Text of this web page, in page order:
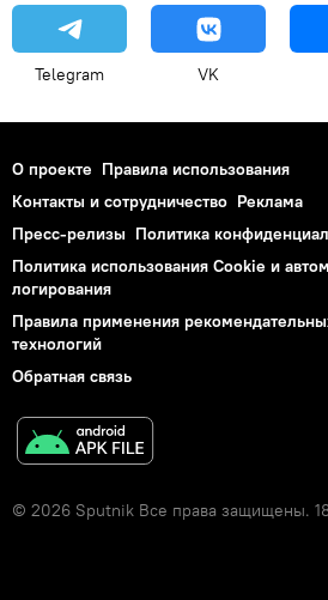
Telegram VK
О проекте Правила использования
Контакты и сотрудничество Реклама
Пресс-релизы Политика
Политика использования Cookie и
логирования
Правила применения
технологий
Обратная связь
© 2026 Sputnik Все права защищены.